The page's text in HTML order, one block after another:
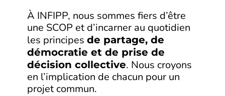
À INFIPP, nous sommes fiers d’être
une SCOP et d’incarner au quotidien
les principesde partage, de
démocratie et de prise de
décision collective. Nous croyons
en l’implication de chacun pour un
projet commun.